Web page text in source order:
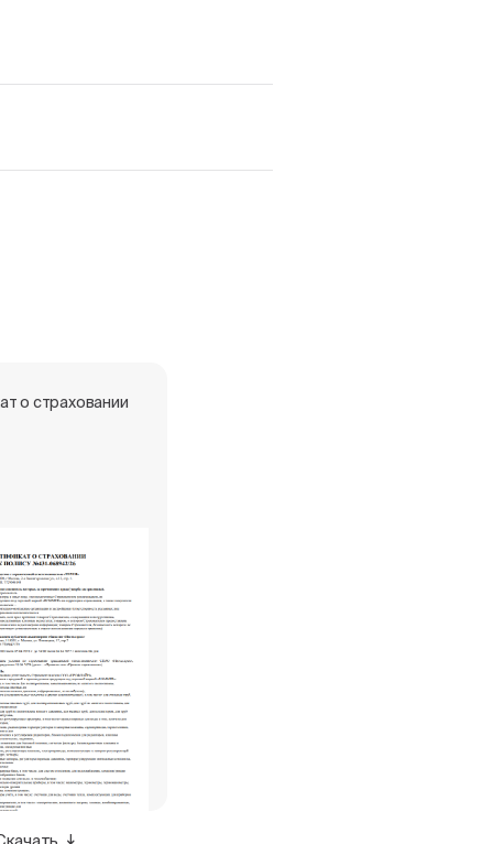
о страховании